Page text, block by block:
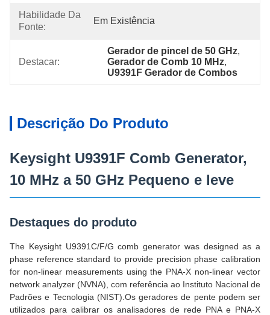
Habilidade Da
Fonte:
Em Existência
Destacar:
Gerador de pincel de 50 GHz,
Gerador de Comb 10 MHz,
U9391F Gerador de Combos
Descrição Do Produto
Keysight U9391F Comb Generator,
10 MHz a 50 GHz Pequeno e leve
Destaques do produto
The Keysight U9391C/F/G comb generator was designed as a
phase reference standard to provide precision phase calibration
for non-linear measurements using the PNA-X non-linear vector
network analyzer (NVNA), com referência ao Instituto Nacional de
Padrões e Tecnologia (NIST).Os geradores de pente podem ser
utilizados para calibrar os analisadores de rede PNA e PNA-X